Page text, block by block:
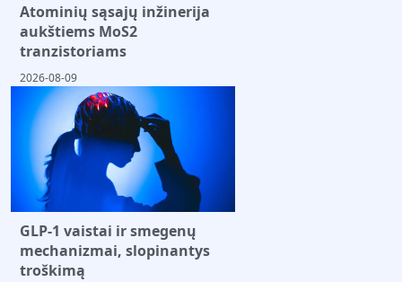
Atominių sąsajų inžinerija
aukštiems MoS2
tranzistoriams
2026-08-09
GLP-1 vaistai ir smegenų
mechanizmai, slopinantys
troškimą